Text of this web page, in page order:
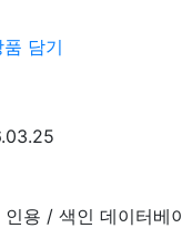
담기
용 / 색인 데이터